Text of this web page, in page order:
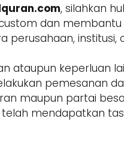
, silahkan
dan
institusi,
ataupun keperluan
pemesanan
maupun partai
telah mendapatkan